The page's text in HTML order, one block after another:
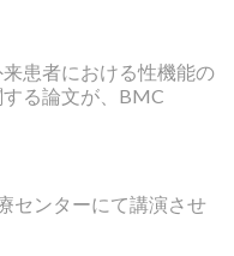
患者における性機能の
る論文が、BMC
センターにて講演させ